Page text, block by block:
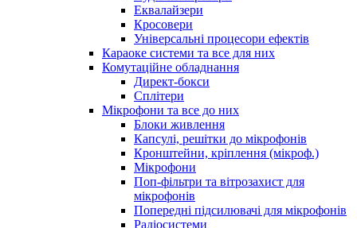
Еквалайзери
Кросовери
Універсальні процесори ефектів
Караоке системи та все для них
Комутаційне обладнання
Директ-бокси
Сплітери
Мікрофони та все до них
Блоки живлення
Капсулі, решітки до мікрофонів
Кронштейни, кріплення (мікроф.)
Мікрофони
Поп-фільтри та вітрозахист для
мікрофонів
Попередні підсилювачі для мікрофонів
Радіосистеми